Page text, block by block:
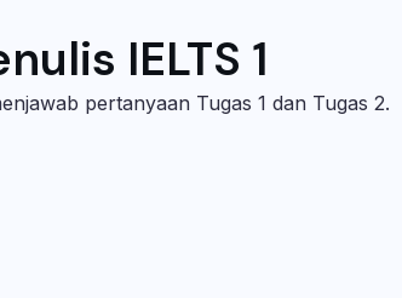
IELTS 1
pertanyaan Tugas 1 dan Tugas 2.